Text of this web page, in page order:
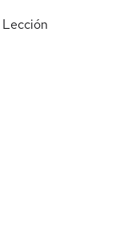
Lección